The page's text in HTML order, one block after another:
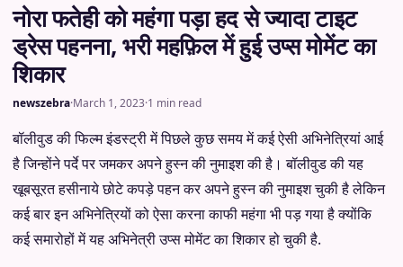
नोरा फतेही को महंगा पड़ा हद से ज्यादा टाइट
ड्रेस पहनना, भरी महफ़िल में हुई उप्स मोमेंट का
शिकार
newszebra·March 1, 2023·1 min read
बॉलीवुड की फिल्म इंडस्ट्री में पिछले कुछ समय में कई ऐसी अभिनेत्रियां आई
है जिन्होंने पर्दे पर जमकर अपने हुस्न की नुमाइश की है। बॉलीवुड की यह
खूबसूरत हसीनाये छोटे कपड़े पहन कर अपने हुस्न की नुमाइश चुकी है लेकिन
कई बार इन अभिनेत्रियों को ऐसा करना काफी महंगा भी पड़ गया है क्योंकि
कई समारोहों में यह अभिनेत्री उप्स मोमेंट का शिकार हो चुकी है.